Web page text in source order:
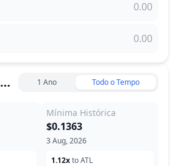
Histórico de Preço 1 Ano Todo o Tempo
Mínima Histórica
3 Aug, 2026
$0.1363
1.12xto ATL